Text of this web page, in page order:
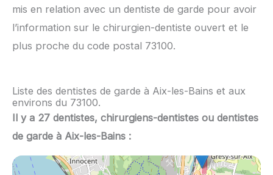
mis en relation avec un dentiste de garde pour avoir
l’information sur le chirurgien-dentiste ouvert et le
plus proche du code postal 73100.
Liste des dentistes de garde à Aix-les-Bains et aux
environs du 73100.
Il y a 27 dentistes, chirurgiens-dentistes ou dentistes
de garde à Aix-les-Bains :